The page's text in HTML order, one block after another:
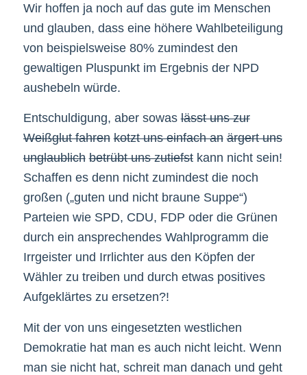
Wir hoffen ja noch auf das gute im Menschen
und glauben, dass eine höhere Wahlbeteiligung
von beispielsweise 80% zumindest den
gewaltigen Pluspunkt im Ergebnis der NPD
aushebeln würde.
Entschuldigung, aber sowaslässt uns zur
Weißglut fahren kotzt uns einfach an ärgert uns
unglaublich betrübt uns zutiefstkann nicht sein!
Schaffen es denn nicht zumindest die noch
großen („guten und nicht braune Suppe“)
Parteien wie SPD, CDU, FDP oder die Grünen
durch ein ansprechendes Wahlprogramm die
Irrgeister und Irrlichter aus den Köpfen der
Wähler zu treiben und durch etwas positives
Aufgeklärtes zu ersetzen?!
Mit der von uns eingesetzten westlichen
Demokratie hat man es auch nicht leicht. Wenn
man sie nicht hat, schreit man danach und geht